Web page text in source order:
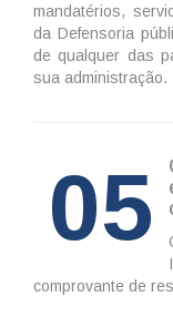
mandatérios,
da Defensoria
de qualquer das
sua administração.
05
comprovante de